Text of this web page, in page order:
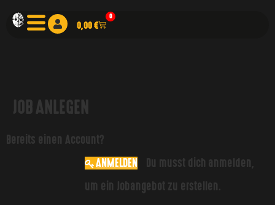
0,00€
0
JOB ANLEGEN
Bereits einen Account?
ANMELDEN
um ein Jobangebot zu erstellen.